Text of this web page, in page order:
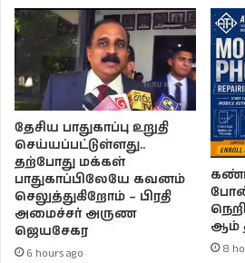
தேசிய பாதுகாப்பு உறுதி
செய்யப்பட்டுள்ளது..
தற்போது மக்கள்
பாதுகாப்பிலேயே கவனம்
செலுத்துகிறோம் – பிரதி
அமைச்சர் அருண
ஜெயசேகர
6 hours ago
போன்
ஆம்
8